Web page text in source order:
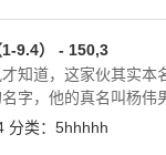
9.4） - 150,3
道，这家伙其实本
字，他的真名叫杨伟
无父无母，早年间在
分类： 5hhhhh